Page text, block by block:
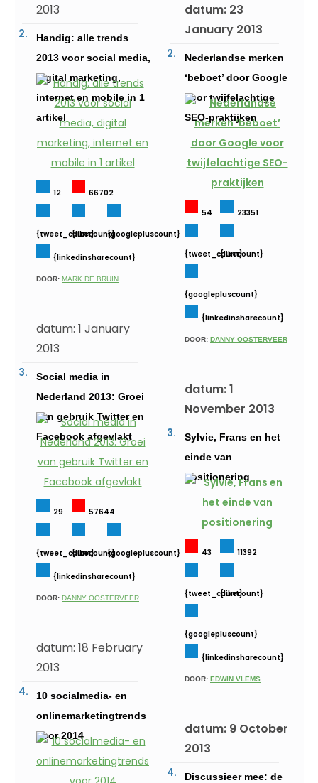
2013
Handig: alle trends
2013 voor social media,
digital marketing,
internet en mobile in 1
artikel
12 66702
{tweet_count}{likecount}{googlepluscount}
{linkedinsharecount}
DOOR: MARK DE BRUIN
datum: 1 January
2013
Social media in
Nederland 2013: Groei
van gebruik Twitter en
Facebook afgevlakt
29 57644
{tweet_count}{likecount}{googlepluscount}
{linkedinsharecount}
DOOR: DANNY OOSTERVEER
datum: 18 February
2013
10 socialmedia- en
onlinemarketingtrends
voor 2014
datum: 23
January 2013
Nederlandse merken
‘beboet’ door Google
voor twijfelachtige
SEO-praktijken
54 23351
{tweet_count}{likecount}
{googlepluscount}
{linkedinsharecount}
DOOR: DANNY OOSTERVEER
datum: 1
November 2013
Sylvie, Frans en het
einde van
positionering
43 11392
{tweet_count}{likecount}
{googlepluscount}
{linkedinsharecount}
DOOR: EDWIN VLEMS
datum: 9 October
2013
Discussieer mee: de